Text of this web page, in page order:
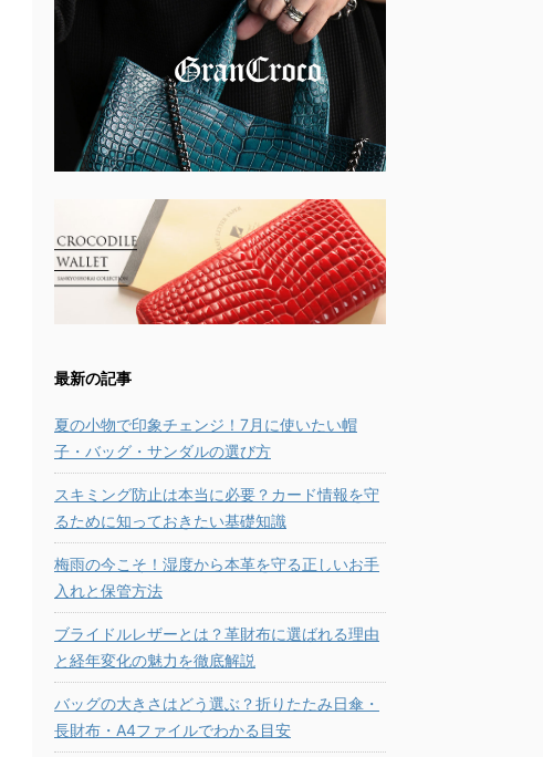
最新の記事
夏の小物で印象チェンジ！7月に使いたい帽
子・バッグ・サンダルの選び方
スキミング防止は本当に必要？カード情報を守
るために知っておきたい基礎知識
梅雨の今こそ！湿度から本革を守る正しいお手
入れと保管方法
ブライドルレザーとは？革財布に選ばれる理由
と経年変化の魅力を徹底解説
バッグの大きさはどう選ぶ？折りたたみ日傘・
長財布・A4ファイルでわかる目安